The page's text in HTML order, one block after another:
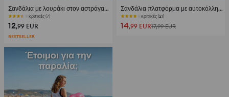
Σανδάλια με λουράκι στον αστράγαλο και φιόγκο
κριτικές (7)
12,99 EUR
BESTSELLER
Σανδάλια πλατφόρμα με αυτοκόλλητο κλείσιμο
κριτικές (21)
14,99 EUR17,99 EUR